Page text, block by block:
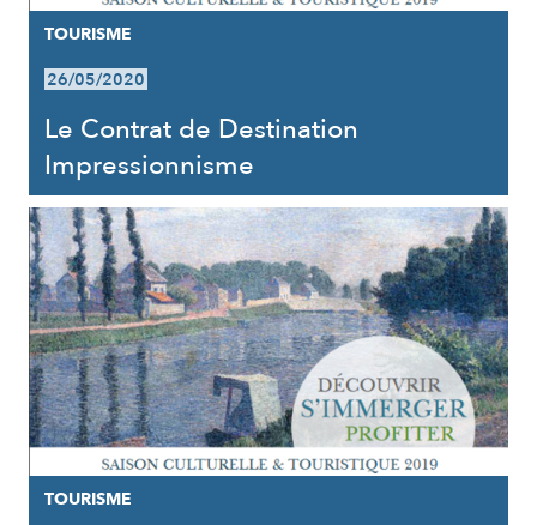
TOURISME
26/05/2020
Le Contrat de Destination
Impressionnisme
TOURISME